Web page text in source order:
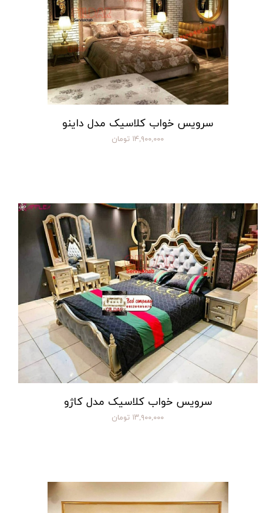
سرویس خواب کلاسیک مدل داینو
۱۴,۹۰۰,۰۰۰ تومان
سرویس خواب کلاسیک مدل کاژو
۱۳,۹۰۰,۰۰۰ تومان